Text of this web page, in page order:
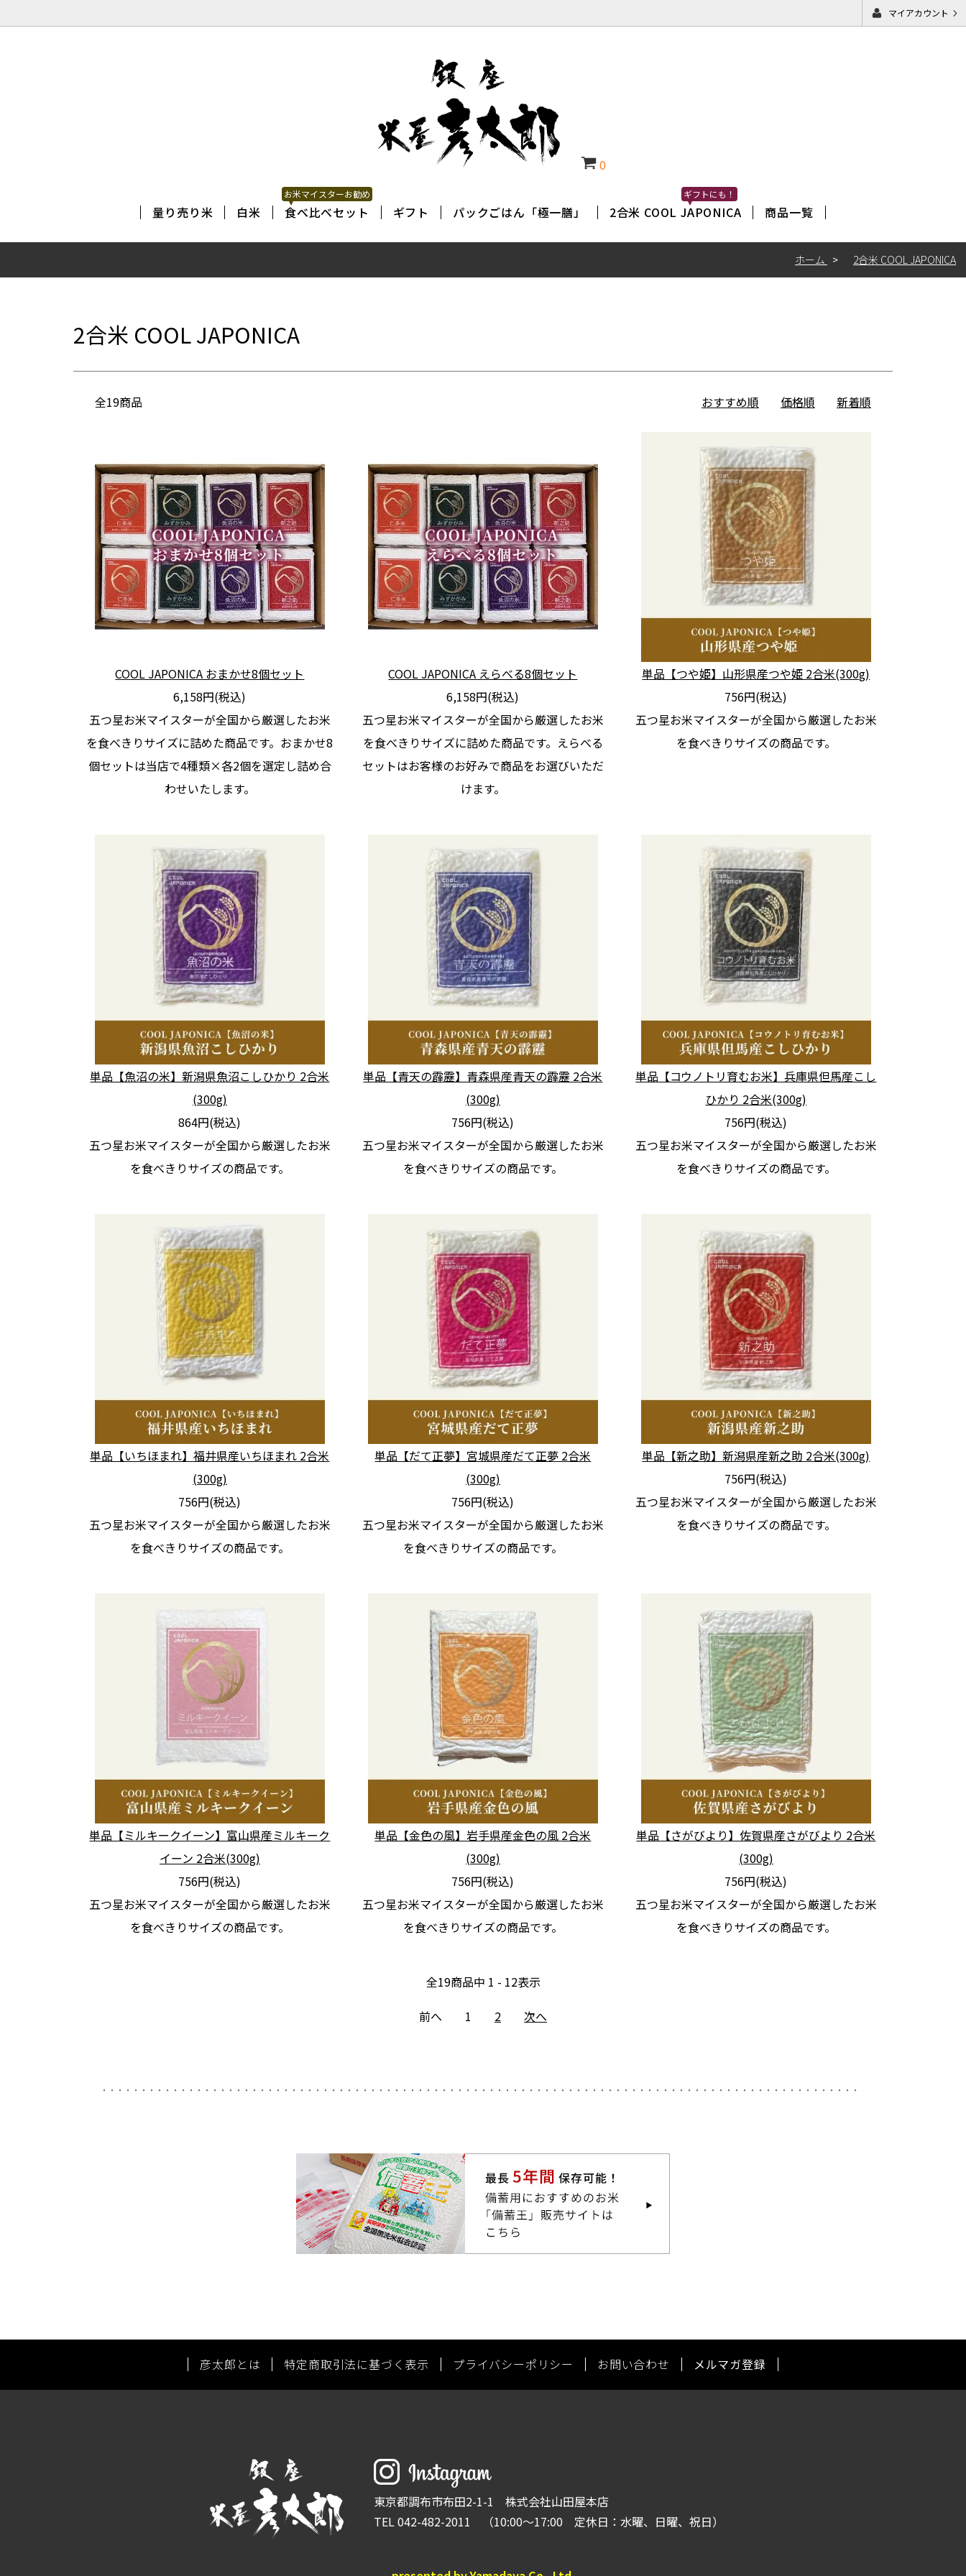
マイアカウント
0
量り売り米 白米 食べ比べセット
お米マイスターお勧め
ギフト パックごはん「極一膳」 2合米 COOL JAPONICA
ギフトにも！
商品一覧
ホーム 2合米 COOL JAPONICA
2合米 COOL JAPONICA
全19商品 おすすめ順 価格順 新着順
COOL JAPONICA おまかせ8個セット
6,158円(税込)
五つ星お米マイスターが全国から厳選したお米
を食べきりサイズに詰めた商品です。おまかせ8
個セットは当店で4種類×各2個を選定し詰め合
わせいたします。
COOL JAPONICA えらべる8個セット
6,158円(税込)
五つ星お米マイスターが全国から厳選したお米
を食べきりサイズに詰めた商品です。えらべる
セットはお客様のお好みで商品をお選びいただ
けます。
単品【つや姫】山形県産つや姫 2合米(300g)
756円(税込)
五つ星お米マイスターが全国から厳選したお米
を食べきりサイズの商品です。
単品【魚沼の米】新潟県魚沼こしひかり 2合米
(300g)
864円(税込)
五つ星お米マイスターが全国から厳選したお米
を食べきりサイズの商品です。
単品【青天の霹靂】青森県産青天の霹靂 2合米
(300g)
756円(税込)
五つ星お米マイスターが全国から厳選したお米
を食べきりサイズの商品です。
単品【コウノトリ育むお米】兵庫県但馬産こし
ひかり 2合米(300g)
756円(税込)
五つ星お米マイスターが全国から厳選したお米
を食べきりサイズの商品です。
単品【いちほまれ】福井県産いちほまれ 2合米
(300g)
756円(税込)
五つ星お米マイスターが全国から厳選したお米
を食べきりサイズの商品です。
単品【だて正夢】宮城県産だて正夢 2合米
(300g)
756円(税込)
五つ星お米マイスターが全国から厳選したお米
を食べきりサイズの商品です。
単品【新之助】新潟県産新之助 2合米(300g)
756円(税込)
五つ星お米マイスターが全国から厳選したお米
を食べきりサイズの商品です。
単品【ミルキークイーン】富山県産ミルキーク
イーン 2合米(300g)
756円(税込)
五つ星お米マイスターが全国から厳選したお米
を食べきりサイズの商品です。
単品【金色の風】岩手県産金色の風 2合米
(300g)
756円(税込)
五つ星お米マイスターが全国から厳選したお米
を食べきりサイズの商品です。
単品【さがびより】佐賀県産さがびより 2合米
(300g)
756円(税込)
五つ星お米マイスターが全国から厳選したお米
を食べきりサイズの商品です。
全19商品中 1 - 12表示
前へ
1 2 次へ
彦太郎とは 特定商取引法に基づく表示 プライバシーポリシー お問い合わせ メルマガ登録
東京都調布市布田2-1-1 株式会社山田屋本店
TEL 042-482-2011
（10:00～17:00 定休日：水曜、日曜、祝日）